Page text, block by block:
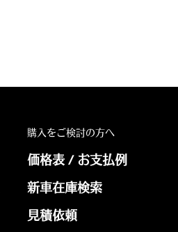
購入をご検討の方へ
価格表 / お支払例
新車在庫検索
見積依頼